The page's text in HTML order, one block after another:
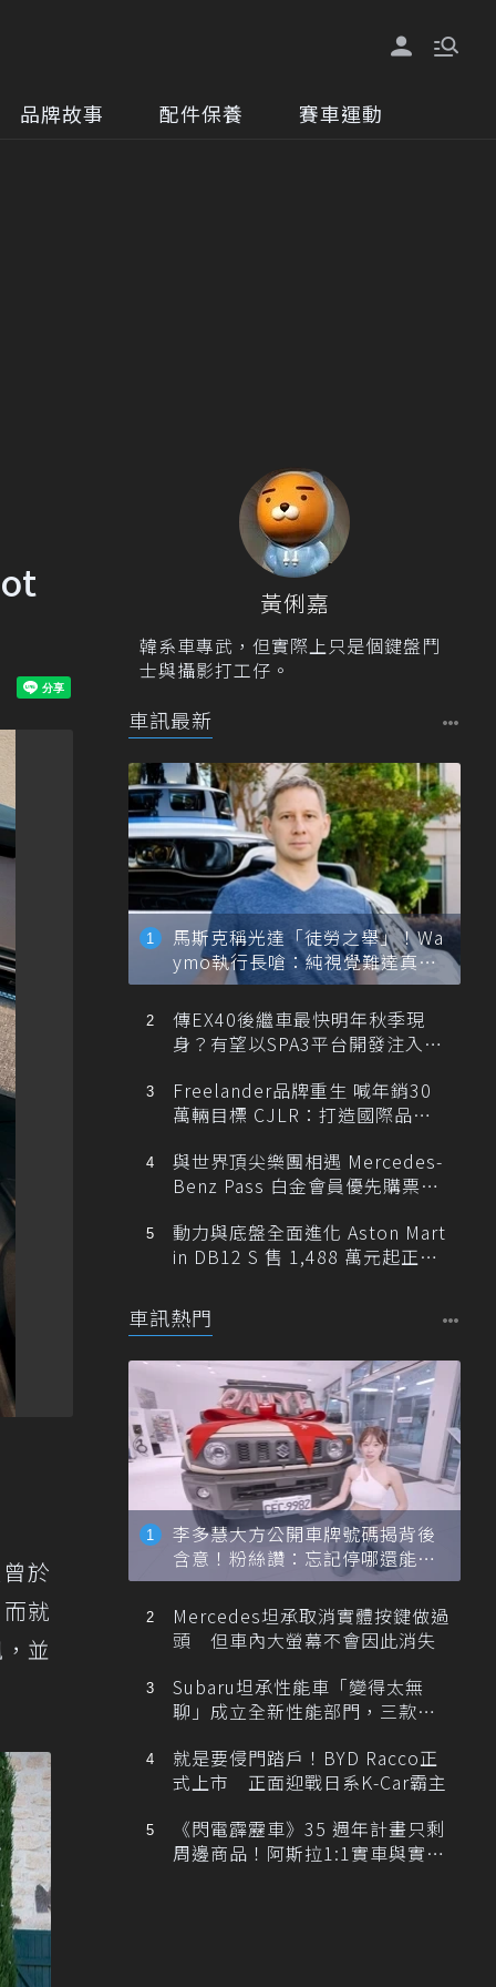
品牌故事 配件保養 賽車運動
於
就
並
黃俐嘉
韓系車專武，但實際上只是個鍵盤鬥
士與攝影打工仔。
車訊最新
馬斯克稱光達「徒勞之舉」！Wa
ymo執行長嗆：純視覺難達真正
自動駕駛
傳EX40後繼車最快明年秋季現
身？有望以SPA3平台開發注入80
Freelander品牌重生 喊年銷30
萬輛目標 CJLR：打造國際品牌
與世界頂尖樂團相遇 Mercedes-
Benz Pass 白金會員優先購票維
動力與底盤全面進化 Aston Mart
in DB12 S 售 1,488 萬元起正式
車訊熱門
李多慧大方公開車牌號碼揭背後
含意！粉絲讚：忘記停哪還能幫
忙找車
Mercedes坦承取消實體按鍵做過
頭 但車內大螢幕不會因此消失
Subaru坦承性能車「變得太無
聊」成立全新性能部門，三款手
就是要侵門踏戶！BYD Racco正
式上市 正面迎戰日系K-Car霸主
《閃電霹靂車》35 週年計畫只剩
周邊商品！阿斯拉1:1實車與實體